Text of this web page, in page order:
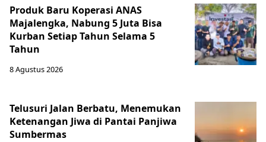
Produk Baru Koperasi ANAS
Majalengka, Nabung 5 Juta Bisa
Kurban Setiap Tahun Selama 5
Tahun
8 Agustus 2026
Telusuri Jalan Berbatu, Menemukan
Ketenangan Jiwa di Pantai Panjiwa
Sumbermas